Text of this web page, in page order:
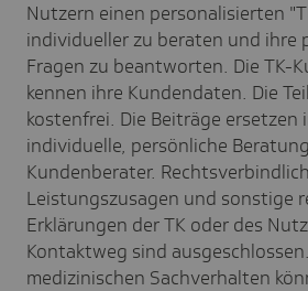
Nutzern einen personalisierten
individueller zu beraten und ihre
Fragen zu beantworten. Die TK-
kennen ihre Kundendaten. Die
kostenfrei. Die Beiträge ersetzen
individuelle, persönliche
Kundenberater.
Leistungszusagen und sonstige
Erklärungen der TK oder des
Kontaktweg sind
medizinischen Sachverhalten